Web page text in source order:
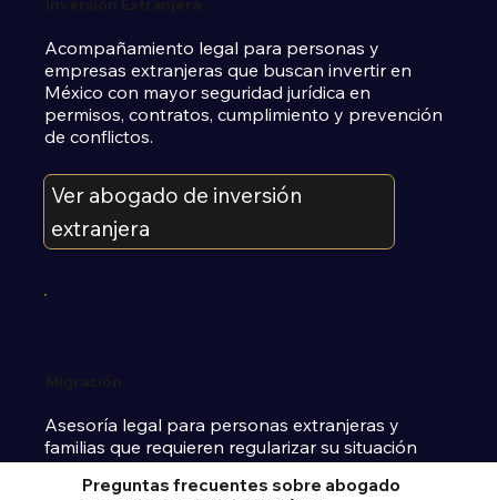
Acompañamiento legal para personas y
empresas extranjeras que buscan invertir en
México con mayor seguridad jurídica en
permisos, contratos, cumplimiento y prevención
de conflictos.
Ver abogado de inversión
extranjera
Asesoría legal para personas extranjeras y
familias que requieren regularizar su situación
migratoria, obtener permisos o resolver
procedimientos en México.
Preguntas frecuentes sobre abogado